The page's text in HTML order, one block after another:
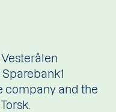
company and the